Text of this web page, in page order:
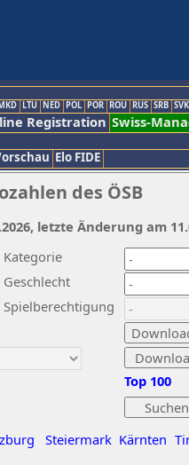
LTU NED POL POR ROU RUS SRB SVK
Registration Swiss-
Elo FIDE
des ÖSB
Kategorie
Geschlecht
Spielberechtigung
Steiermark Kärnten
Top 100
letzte Änderung am